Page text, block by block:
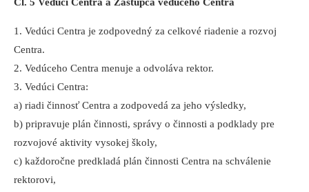
1. Vedúci Centra je zodpovedný za celkové riadenie a rozvoj
Centra.
2. Vedúceho Centra menuje a odvoláva rektor.
3. Vedúci Centra:
a) riadi činnosť Centra a zodpovedá za jeho výsledky,
b) pripravuje plán činnosti, správy o činnosti a podklady pre
rozvojové aktivity vysokej školy,
c) každoročne predkladá plán činnosti Centra na schválenie
rektorovi,